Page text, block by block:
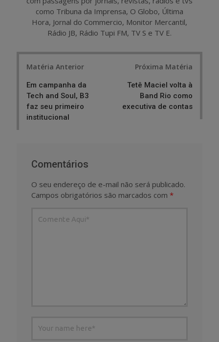
como Tribuna da Imprensa, O Globo, Última
Hora, Jornal do Commercio, Monitor Mercantil,
Rádio JB, Rádio Tupi FM, TV S e TV E.
Matéria Anterior
Em campanha da
Tech and Soul, B3
faz seu primeiro
institucional
Próxima Matéria
Tetê Maciel volta à
Band Rio como
executiva de contas
Comentários
O seu endereço de e-mail não será publicado.
Campos obrigatórios são marcados com *